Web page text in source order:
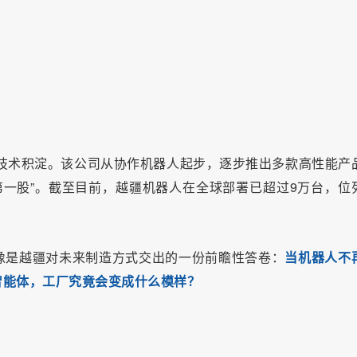
积淀。该公司从协作机器人起步，逐步推出多款高性能产
股”。截至目前，越疆机器人在全球部署已超过9万台，位
越疆对未来制造方式交出的一份前瞻性答卷： 当机器人不
体，工厂究竟会变成什么模样？